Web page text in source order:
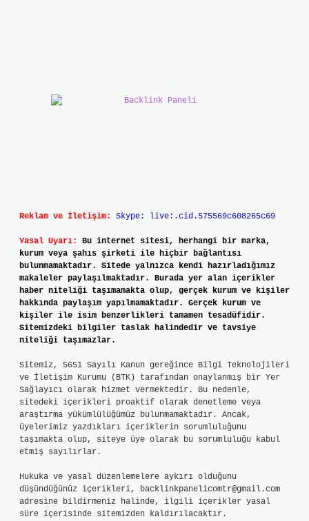
Reklam ve İletişim: Skype: live:.cid.575569c608265c69
Yasal Uyarı:
Bu internet sitesi, herhangi bir marka,
kurum veya şahıs şirketi ile hiçbir bağlantısı
bulunmamaktadır. Sitede yalnızca kendi hazırladığımız
makaleler paylaşılmaktadır. Burada yer alan içerikler
haber niteliği taşımamakta olup, gerçek kurum ve kişiler
hakkında paylaşım yapılmamaktadır. Gerçek kurum ve
kişiler ile isim benzerlikleri tamamen tesadüfidir.
Sitemizdeki bilgiler taslak halindedir ve tavsiye
niteliği taşımazlar.
Sitemiz, 5651 Sayılı Kanun gereğince Bilgi Teknolojileri
ve İletişim Kurumu (BTK) tarafından onaylanmış bir Yer
Sağlayıcı olarak hizmet vermektedir. Bu nedenle,
sitedeki içerikleri proaktif olarak denetleme veya
araştırma yükümlülüğümüz bulunmamaktadır. Ancak,
üyelerimiz yazdıkları içeriklerin sorumluluğunu
taşımakta olup, siteye üye olarak bu sorumluluğu kabul
etmiş sayılırlar.
Hukuka ve yasal düzenlemelere aykırı olduğunu
düşündüğünüz içerikleri, backlinkpanelicomtr@gmail.com
adresine bildirmeniz halinde, ilgili içerikler yasal
süre içerisinde sitemizden kaldırılacaktır.